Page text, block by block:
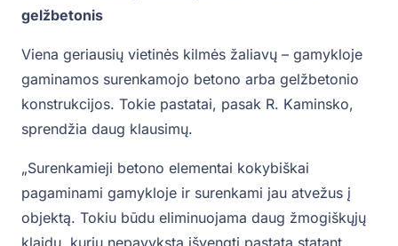
gelžbetonis
Viena geriausių vietinės kilmės žaliavų – gamykloje
gaminamos surenkamojo betono arba gelžbetonio
konstrukcijos. Tokie pastatai, pasak R. Kaminsko,
sprendžia daug klausimų.
„Surenkamieji betono elementai kokybiškai
pagaminami gamykloje ir surenkami jau atvežus į
objektą. Tokiu būdu eliminuojama daug žmogiškųjų